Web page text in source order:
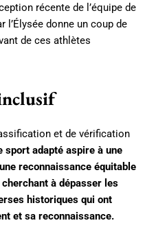
récente de l’équipe de
l’Élysée donne un coup de
de ces athlètes
et de vérification
sport adapté aspire à une
reconnaissance équitable
à dépasser les
historiques qui ont
et sa reconnaissance.